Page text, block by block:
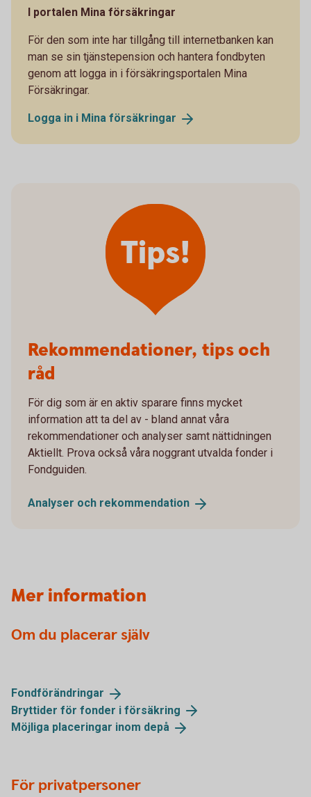
I portalen Mina försäkringar
För den som inte har tillgång till internetbanken kan
man se sin tjänstepension och hantera fondbyten
genom att logga in i försäkringsportalen Mina
Försäkringar.
Logga in i Mina försäkringar
Tips!
Rekommendationer, tips och
råd
För dig som är en aktiv sparare finns mycket
information att ta del av - bland annat våra
rekommendationer och analyser samt nättidningen
Aktiellt. Prova också våra noggrant utvalda fonder i
Fondguiden.
Analyser och rekommendation
Mer information
Om du placerar själv
Fondförändringar
Bryttider för fonder i försäkring
Möjliga placeringar inom depå
För privatpersoner